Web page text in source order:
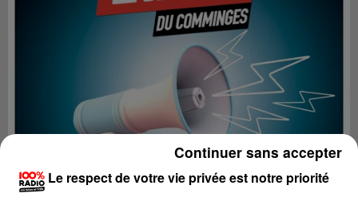
Le respect de votre vie privée est notre priorité
Continuer sans accepter